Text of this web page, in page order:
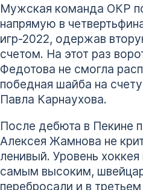
Мужская команда ОКР
напрямую в
игр-2022, одержав
счетом. На этот раз
Федотова не смогла
победная шайба на
Павла Карнаухова.
После дебюта в Пекине
Алексея Жамнова не
ленивый. Уровень
самым высоким,
перебросали и в